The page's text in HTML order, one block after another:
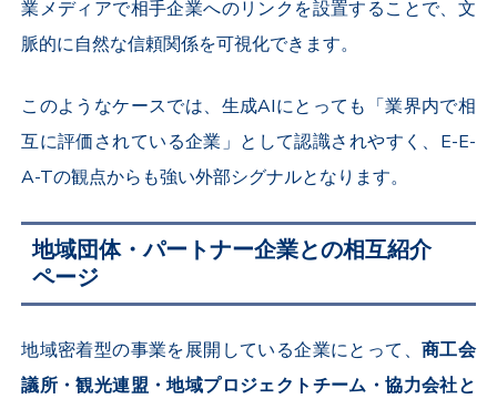
業メディアで相手企業へのリンクを設置することで、文
脈的に自然な信頼関係を可視化できます。
このようなケースでは、生成AIにとっても「業界内で相
互に評価されている企業」として認識されやすく、E-E-
A-Tの観点からも強い外部シグナルとなります。
地域団体・パートナー企業との相互紹介
ページ
地域密着型の事業を展開している企業にとって、商工会
議所・観光連盟・地域プロジェクトチーム・協力会社と